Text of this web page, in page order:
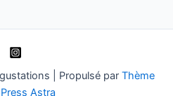
| Propulsé par Thème
Astra